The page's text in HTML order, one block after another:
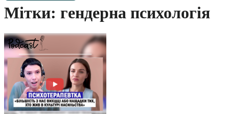
Мітки: гендерна психологія